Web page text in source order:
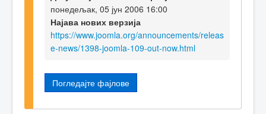
понедељак, 05 јун 2006 16:00
Најава нових верзија
https://www.joomla.org/announcements/releas
e-news/1398-joomla-109-out-now.html
Погледајте фајлове